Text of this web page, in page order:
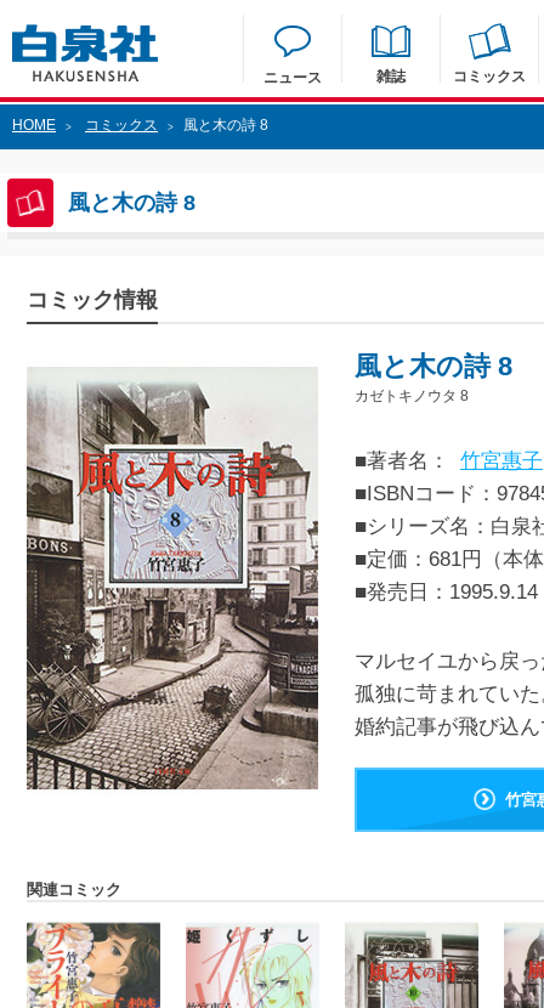
ニュース 雑誌 コミックス
HOME > コミックス > 風と木の詩 8
風と木の詩 8
コミック情報
風と木の詩 8
カゼトキノウタ 8
■著者名：
竹宮惠子
■ISBNコード：
■シリーズ名：白泉
■定価：681円（本
■発売日： 1995.9.14
マルセイユから戻
孤独に苛まれてい
婚約記事が飛び込
竹宮
関連コミック